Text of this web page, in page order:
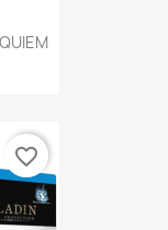
favorite_border